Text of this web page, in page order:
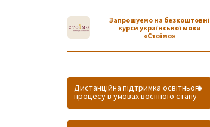
Запрошуємо на безкоштовні
курси української мови
«Стоїмо»
Дистанційна підтримка освітнього
процесу в умовах воєнного стану